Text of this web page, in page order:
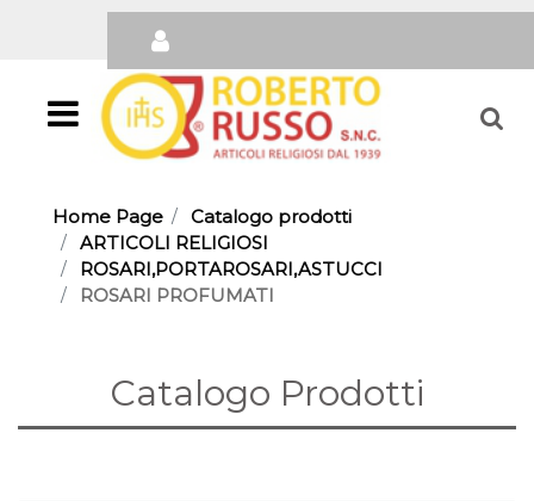
Open
Home Page
Catalogo prodotti
ARTICOLI RELIGIOSI
ROSARI,PORTAROSARI,ASTUCCI
ROSARI PROFUMATI
Catalogo Prodotti